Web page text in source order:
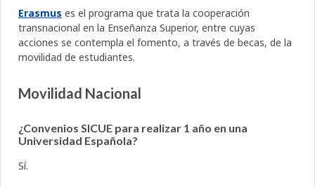
Erasmus es el programa que trata la cooperación
transnacional en la Enseñanza Superior, entre cuyas
acciones se contempla el fomento, a través de becas, de la
movilidad de estudiantes.
Movilidad Nacional
¿Convenios SICUE para realizar 1 año en una
Universidad Española?
Sí.